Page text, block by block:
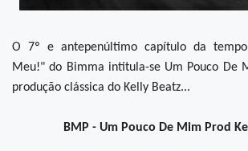
O 7º e antepenúltimo capítulo da
Meu!" do Bimma intitula-se Um Pouco De
produção clássica do Kelly Beatz...
BMP - Um Pouco De Mim Prod